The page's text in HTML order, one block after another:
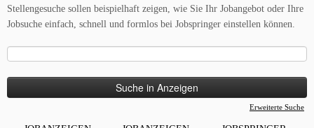
Stellengesuche sollen beispielhaft zeigen, wie Sie Ihr Jobangebot oder Ihre
Jobsuche einfach, schnell und formlos bei Jobspringer einstellen können.
Erweiterte Suche